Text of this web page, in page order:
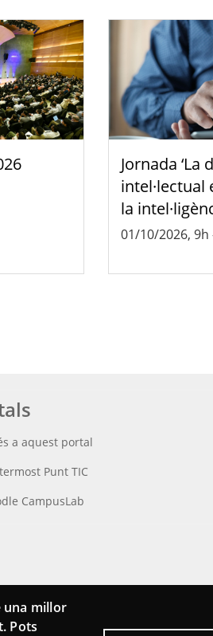
Jornada ‘La
intel·lectual
la
01/10/2026, 9h
a aquest portal
Punt TIC
CampusLab
una millor
Pots